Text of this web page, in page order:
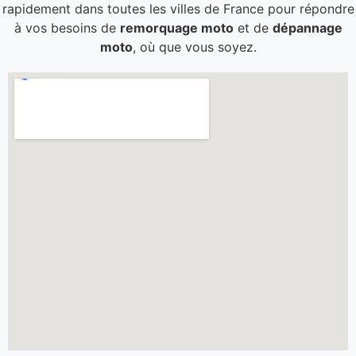
rapidement dans toutes les villes de France pour répondre
à vos besoins de remorquage motoet de dépannage
moto, où que vous soyez.